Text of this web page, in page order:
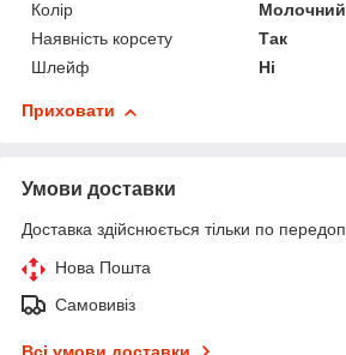
Колір
Молочний
Наявність корсету
Так
Шлейф
Ні
Приховати
Умови доставки
Доставка здійснюється тільки по
Нова Пошта
Самовивіз